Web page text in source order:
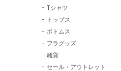
Tシャツ
トップス
ボトムス
フラグッズ
雑貨
セール・アウトレット